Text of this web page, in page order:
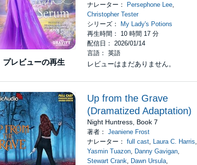
プレビューの再生
ナレーター： Persephone Lee
Christopher Tester
シリーズ： My Lady's Potions
再生時間： 10 時間 17 分
配信日： 2026/01/14
言語： 英語
レビューはまだありません。
Up from the Grave
(Dramatized Adaptation)
Night Huntress, Book 7
著者：Jeaniene Frost
ナレーター：full cast Laura C. Harris
Yasmin Tuazon
Danny Gavigan
Stewart Crank
Dawn Ursula